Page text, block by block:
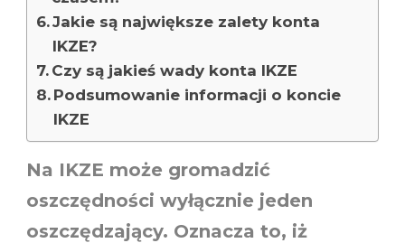
Jakie są największe zalety konta
IKZE?
Czy są jakieś wady konta IKZE
Podsumowanie informacji o koncie
IKZE
Na IKZE może gromadzić
oszczędności wyłącznie jeden
oszczędzający. Oznacza to, iż